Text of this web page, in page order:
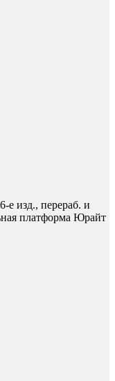
е изд., перераб. и
платформа Юрайт